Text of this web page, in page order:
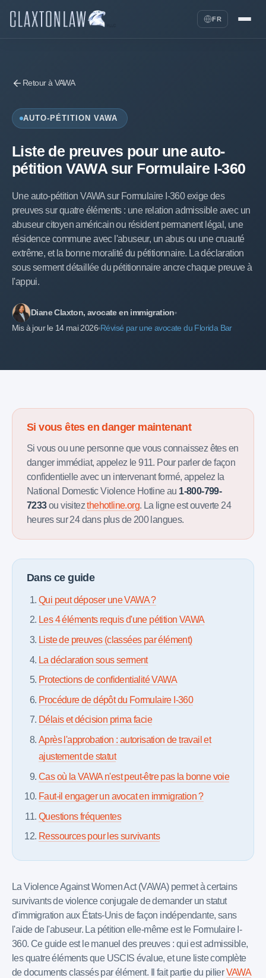
FR
Retour à VAWA
AUTO-PÉTITION VAWA
Liste de preuves pour une auto-
pétition VAWA sur Formulaire I-360
Une auto-pétition VAWA sur Formulaire I-360 exige des
preuves sur quatre éléments : une relation admissible avec un
abuseur citoyen américain ou résident permanent légal, une
résidence commune avec l'abuseur, un abus ou une cruauté
extrême, et la bonne moralité du pétitionnaire. La déclaration
sous serment détaillée du pétitionnaire ancre chaque preuve à
l'appui.
Diane Claxton, avocate en immigration
Mis à jour le 14 mai 2026 Révisé par une avocate du Florida Bar
Si vous êtes en danger maintenant
Si vous ou une personne que vous connaissez êtes en
danger immédiat, appelez le 911. Pour parler de façon
confidentielle avec un intervenant formé, appelez la
National Domestic Violence Hotline au 1-800-799-
7233ou visitezthehotline.org. La ligne est ouverte 24
heures sur 24 dans plus de 200 langues.
Dans ce guide
Qui peut déposer une VAWA ?
Les 4 éléments requis d'une pétition VAWA
Liste de preuves (classées par élément)
La déclaration sous serment
Protections de confidentialité VAWA
Procédure de dépôt du Formulaire I-360
Délais et décision prima facie
Après l'approbation : autorisation de travail et
ajustement de statut
Cas où la VAWA n'est peut-être pas la bonne voie
Faut-il engager un avocat en immigration ?
Questions fréquentes
Ressources pour les survivants
La Violence Against Women Act (VAWA) permet à certains
survivants de violence conjugale de demander un statut
d'immigration aux États-Unis de façon indépendante, sans
l'aide de l'abuseur. La pétition elle-même est le Formulaire I-
360. Ce guide est le manuel des preuves : qui est admissible,
les quatre éléments que USCIS évalue, et une liste complète
de documents classés par élément. Il fait partie du pilierVAWA